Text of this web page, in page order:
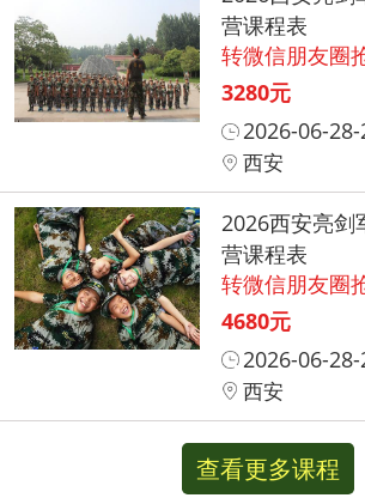
营课程表
转微信朋友圈
3280元
2026-06-
西安
2026西安亮剑
营课程表
转微信朋友圈
4680元
2026-06-
西安
查看更多课程